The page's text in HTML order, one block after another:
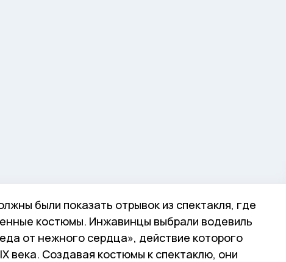
были показать отрывок из спектакля, где
костюмы. Инжавинцы выбрали водевиль
от нежного сердца», действие которого
века. Создавая костюмы к спектаклю, они